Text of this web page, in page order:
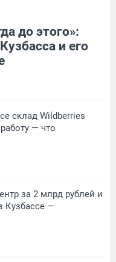
до этого»:
и его
склад Wildberries
— что
за 2 млрд рублей и
Кузбассе —